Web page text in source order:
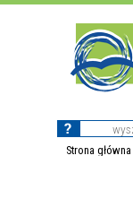
Strona główna